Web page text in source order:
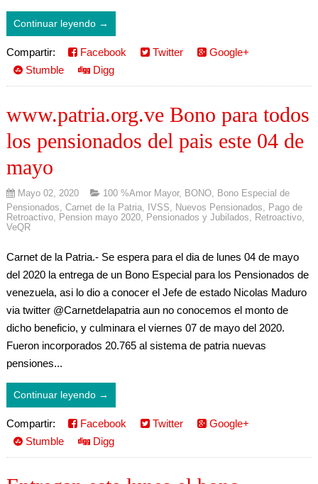
Continuar leyendo →
Compartir: Facebook Twitter
Google+
Stumble
Digg
www.patria.org.ve Bono para todos
los pensionados del pais este 04 de
mayo
Mayo 02, 2020 100 %Amor Mayor, BONO, Bono Especial de
Pensionados, Carnet de la Patria, IVSS, Nuevos Pensionados, Pago de
Retroactivo, Pension mayo 2020, Pensionados y Jubilados, Retroactivo,
VeQR
Carnet de la Patria.- Se espera para el dia de lunes 04 de mayo
del 2020 la entrega de un Bono Especial para los Pensionados de
venezuela, asi lo dio a conocer el Jefe de estado Nicolas Maduro
via twitter @Carnetdelapatria aun no conocemos el monto de
dicho beneficio, y culminara el viernes 07 de mayo del 2020.
Fueron incorporados 20.765 al sistema de patria nuevas
pensiones...
Continuar leyendo →
Compartir: Facebook Twitter
Google+
Stumble
Digg